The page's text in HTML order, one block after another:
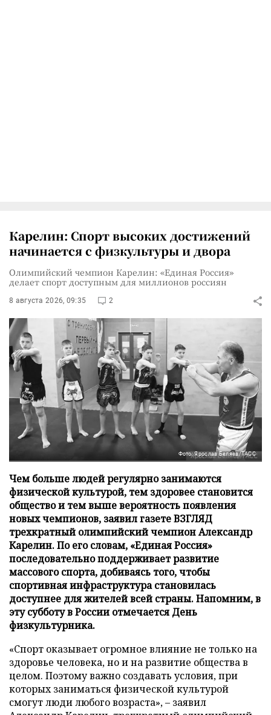
Карелин: Спорт высоких достижений
начинается с физкультуры и двора
Олимпийский чемпион Карелин: «Единая Россия»
делает спорт доступным для миллионов россиян
8 августа 2026, 09:35 2
Фото: Ярослав Беляев/ТАСС
Чем больше людей регулярно занимаются
физической культурой, тем здоровее становится
общество и тем выше вероятность появления
новых чемпионов, заявил газете ВЗГЛЯД
трехкратный олимпийский чемпион Александр
Карелин. По его словам, «Единая Россия»
последовательно поддерживает развитие
массового спорта, добиваясь того, чтобы
спортивная инфраструктура становилась
доступнее для жителей всей страны. Напомним, в
эту субботу в России отмечается День
физкультурника.
«Спорт оказывает огромное влияние не только на
здоровье человека, но и на развитие общества в
целом. Поэтому важно создавать условия, при
которых заниматься физической культурой
смогут люди любого возраста», – заявил